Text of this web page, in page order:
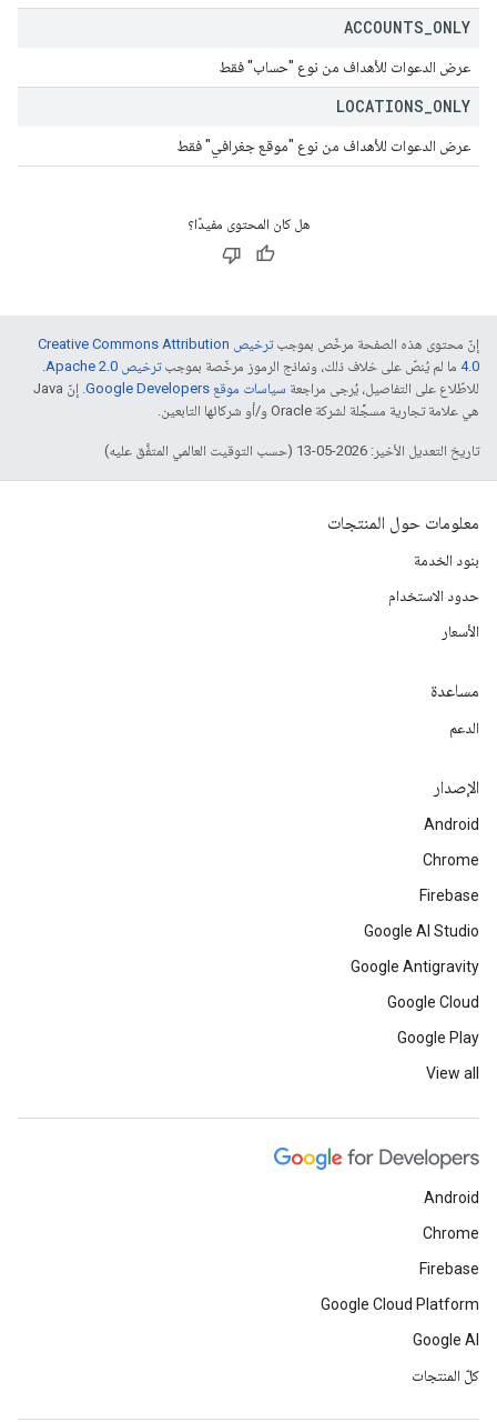
ACCOUNTS ONLY
عرض الدعوات للأهداف من نوع "حساب" فقط
LOCATIONS ONLY
عرض الدعوات للأهداف من نوع "موقع جغرافي" فقط
هل كان المحتوى مفيدًا؟
إنّ محتوى هذه الصفحة مرخّص بموجب
ترخيص Creative Commons Attribution
4.0‏ ما لم يُنصّ على خلاف ذلك، ونماذج الرموز مرخّصة بموجبترخيص Apache 2.0‏
.
للاطّلاع على التفاصيل، يُرجى مراجعة سياسات موقع Google Developers‏
. إنّ Java
هي علامة تجارية مسجَّلة لشركة Oracle و/أو شركائها التابعين.
تاريخ التعديل الأخير: 2026-05-13 (حسب التوقيت العالمي المتفَّق عليه)
معلومات حول المنتجات
بنود الخدمة
حدود الاستخدام
الأسعار
مساعدة
الدعم
الإصدار
Android
Chrome
Firebase
Google AI Studio
Google Antigravity
Google Cloud
Google Play
View all
Android
Chrome
Firebase
Google Cloud Platform
Google AI
كلّ المنتجات